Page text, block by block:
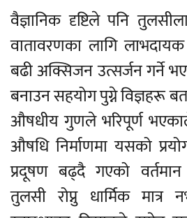
वैज्ञानिक दृष्टिले पनि
वातावरणका लागि
बढी अक्सिजन उत्सर्जन गर्ने
बनाउन सहयोग पुग्ने विज्ञहरू
औषधीय गुणले भरिपूर्ण
औषधि निर्माणमा यसको
प्रदूषण बढ्दै गएको
तुलसी रोप्नु धार्मिक मात्र